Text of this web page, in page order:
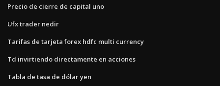
Precio de cierre de capital uno
Ufx trader nedir
Tarifas de tarjeta forex hdfc multi currency
Td invirtiendo directamente en acciones
Tabla de tasa de dólar yen